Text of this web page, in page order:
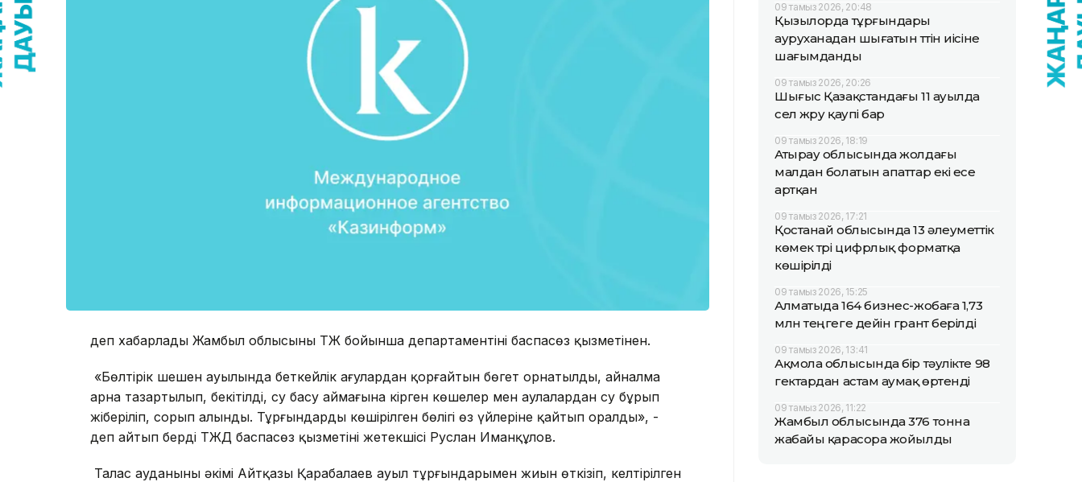
деп хабарлады Жамбыл облысының ТЖ бойынша департаментінің баспасөз қызметінен.
«Бөлтірік шешен ауылында беткейлік ағулардан қорғайтын бөгет орнатылды, айналма
арна тазартылып, бекітілді, су басу аймағына кірген көшелер мен аулалардан су бұрып
жіберіліп, сорып алынды. Тұрғындардың көшірілген бөлігі өз үйлеріне қайтып оралды», -
деп айтып берді ТЖД баспасөз қызметінің жетекшісі Руслан Иманқұлов.
Талас ауданының әкімі Айтқазы Қарабалаев ауыл тұрғындарымен жиын өткізіп, келтірілген
09 тамыз 2026, 20:48
Қызылорда тұрғындары
ауруханадан шығатын түтін иісіне
шағымданды
09 тамыз 2026, 20:26
Шығыс Қазақстандағы 11 ауылда
сел жүру қаупі бар
09 тамыз 2026, 18:19
Атырау облысында жолдағы
малдан болатын апаттар екі есе
артқан
09 тамыз 2026, 17:21
Қостанай облысында 13 әлеуметтік
көмек түрі цифрлық форматқа
көшірілді
09 тамыз 2026, 15:25
Алматыда 164 бизнес-жобаға 1,73
млн теңгеге дейін грант берілді
09 тамыз 2026, 13:41
Ақмола облысында бір тәулікте 98
гектардан астам аумақ өртенді
09 тамыз 2026, 11:22
Жамбыл облысында 376 тонна
жабайы қарасора жойылды